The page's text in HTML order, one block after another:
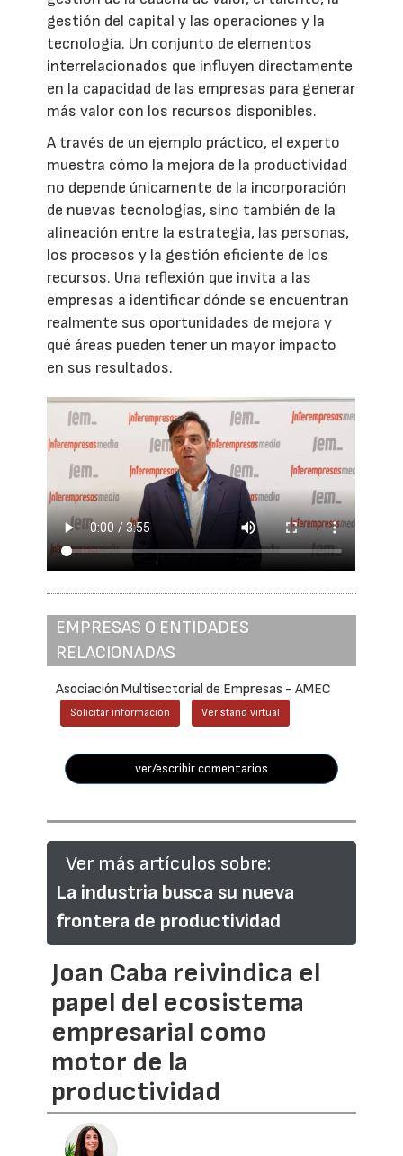
gestión del capital y las operaciones y la
tecnología. Un conjunto de elementos
interrelacionados que influyen directamente
en la capacidad de las empresas para generar
más valor con los recursos disponibles.
A través de un ejemplo práctico, el experto
muestra cómo la mejora de la productividad
no depende únicamente de la incorporación
de nuevas tecnologías, sino también de la
alineación entre la estrategia, las personas,
los procesos y la gestión eficiente de los
recursos. Una reflexión que invita a las
empresas a identificar dónde se encuentran
realmente sus oportunidades de mejora y
qué áreas pueden tener un mayor impacto
en sus resultados.
EMPRESAS O ENTIDADES
RELACIONADAS
Asociación Multisectorial de Empresas - AMEC
Solicitar información Ver stand virtual
ver/escribir comentarios
Ver más artículos sobre:
La industria busca su nueva
frontera de productividad
Joan Caba reivindica el
papel del ecosistema
empresarial como
motor de la
productividad